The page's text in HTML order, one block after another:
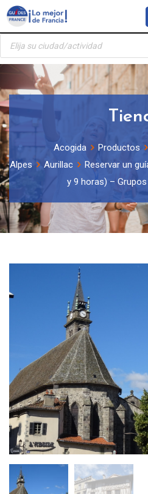
Panel de gestión de cookies
Skip
content
Búsqueda
productos
Acogida Productos
Alpes
Aurillac
Reservar un
y 9 horas) –